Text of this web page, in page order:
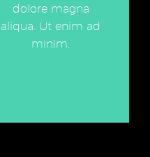
dolore magna
aliqua. Ut enim ad
minim.